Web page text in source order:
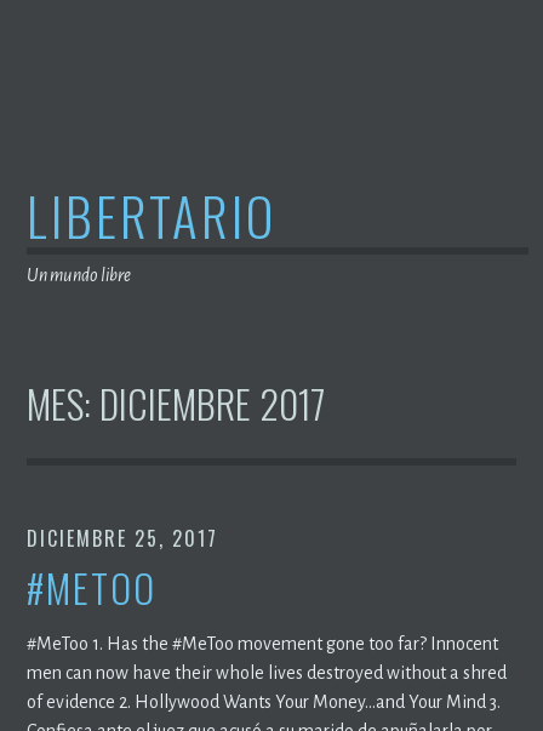
LIBERTARIO
Un mundo libre
MES: DICIEMBRE 2017
DICIEMBRE 25, 2017
#METOO
#MeToo 1. Has the #MeToo movement gone too far? Innocent
men can now have their whole lives destroyed without a shred
of evidence 2. Hollywood Wants Your Money…and Your Mind 3.